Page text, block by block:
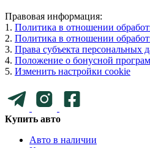
Правовая информация:
1. Политика в отношении
2. Политика в отношении
3. Права субъекта персональных
4. Положение о бонусной
5. Изменить настройки cookie
Купить авто
Авто в наличии